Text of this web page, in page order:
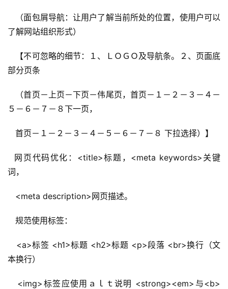
（面包屑导航：让用户了解当前所处的位置，使用户可以
了解网站组织形式）
【不可忽略的细节：１、ＬＯＧＯ及导航条。２、页面底
部分页条
（首页－上页－下页－伟尾页，首页－１－２－３－４－
５－６－７－８下一页，
首页－１－２－３－４－５－６－７－８ 下拉选择）】
网页代码优化：<title>标题，<meta keywords>关键
词，
<meta description>网页描述。
规范使用标签：
<a>标签 <h1>标题 <h2>标题 <p>段落 <br>换行（文
本换行）
<img>标签应使用ａｌｔ说明 <strong><em>与<b>